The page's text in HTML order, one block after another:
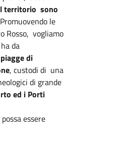
territorio sono
le
Rosso, vogliamo
da
di
, custodi di una
di grande
ed i Porti
essere